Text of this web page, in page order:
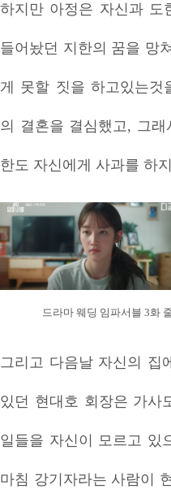
하지만 아정은 자신과 도
들어놨던 지한의 꿈을 망
게 못할 짓을 하고있는
의 결혼을 결심했고, 그
한도 자신에게 사과를 하
드라마 웨딩 임파서블 3화
그리고 다음날 자신의 집
있던 현대호 회장은 가사
일들을 자신이 모르고 있
마침 강기자라는 사람이